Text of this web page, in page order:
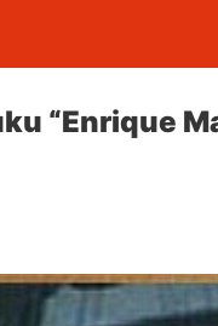
“Enrique